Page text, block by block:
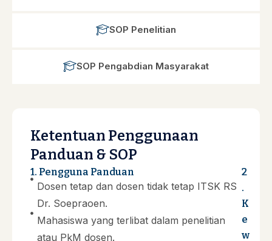
SOP Penelitian
SOP Pengabdian Masyarakat
Ketentuan Penggunaan
Panduan & SOP
1. Pengguna Panduan
Dosen tetap dan dosen tidak tetap ITSK RS
Dr. Soepraoen.
Mahasiswa yang terlibat dalam penelitian
atau PkM dosen.
2
.
K
e
w